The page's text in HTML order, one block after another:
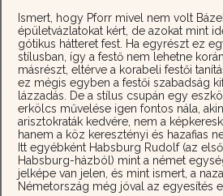
Ismert, hogy Pforr mivel nem volt
épületvázlatokat kért, de azokat mint
gótikus hátteret fest. Ha egyrészt ez
stílusban, így a festő nem lehetne
másrészt, eltérve a korabeli festői
ez mégis egyben a festői szabadság
lázzadás. De a stílus csupán egy
erkölcs művelése igen fontos nála,
arisztokraták kedvére, nem a
hanem a köz keresztényi és hazafias
Itt egyébként Habsburg Rudolf (az
Habsburg-házból) mint a német
jelképe van jelen, és mint ismert, a
Németország még jóval az egyesítés